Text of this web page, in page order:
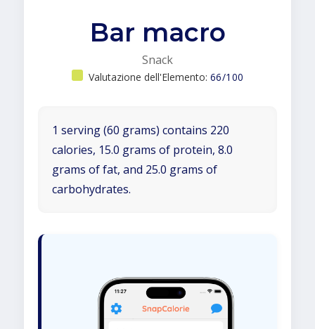
Bar macro
Snack
Valutazione dell'Elemento: 66/100
1 serving (60 grams) contains 220
calories, 15.0 grams of protein, 8.0
grams of fat, and 25.0 grams of
carbohydrates.